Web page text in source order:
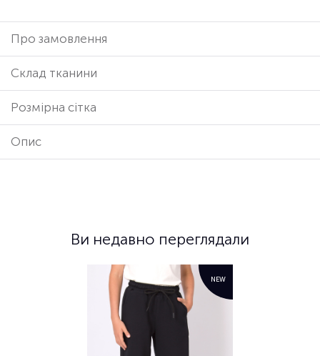
Про замовлення
Cклад тканини
Розмірна сітка
Опис
Ви недавно переглядали
NEW